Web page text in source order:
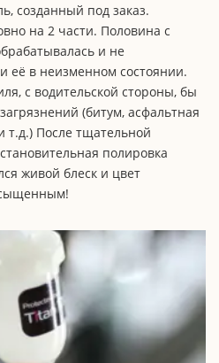
созданный под заказ.
на 2 части. Половина с
и не
её в неизменном состоянии.
с водительской стороны, бы
(битум, асфальтная
т.д.) После тщательной
полировка
живой блеск и цвет